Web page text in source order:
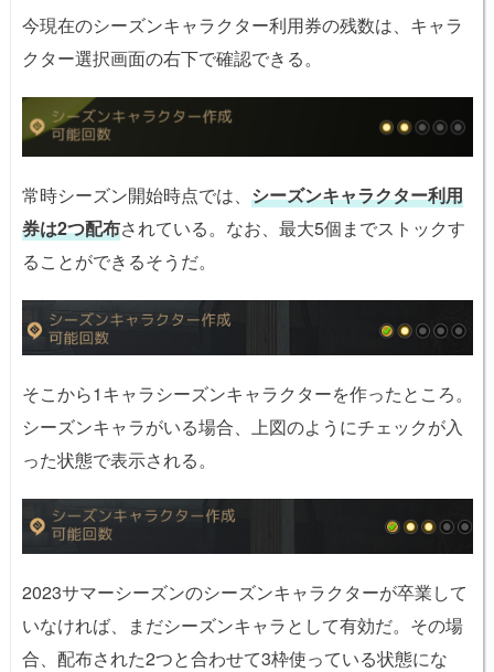
今現在のシーズンキャラクター利用券の残数は、キャラ
クター選択画面の右下で確認できる。
常時シーズン開始時点では、 シーズンキャラクター利用
券は2つ配布されている。なお、最大5個までストックす
ることができるそうだ。
そこから1キャラシーズンキャラクターを作ったところ。
シーズンキャラがいる場合、上図のようにチェックが入
った状態で表示される。
2023サマーシーズンのシーズンキャラクターが卒業して
いなければ、まだシーズンキャラとして有効だ。その場
合、配布された2つと合わせて3枠使っている状態にな